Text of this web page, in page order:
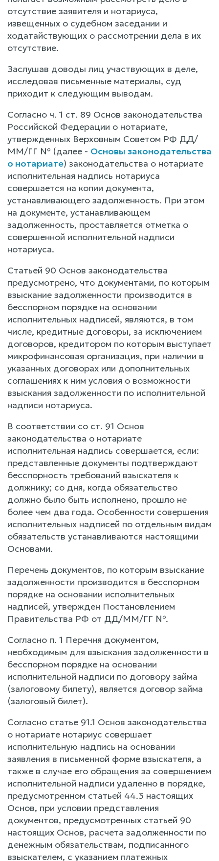
отсутствие заявителя и нотариуса,
извещенных о судебном заседании и
ходатайствующих о рассмотрении дела в их
отсутствие.
Заслушав доводы лиц участвующих в деле,
исследовав письменные материалы, суд
приходит к следующим выводам.
Согласно ч. 1 ст. 89 Основ законодательства
Российской Федерации о нотариате,
утвержденных Верховным Советом РФ ДД/
ММ/ГГ № (далее - Основы законодательства
о нотариате) законодательства о нотариате
исполнительная надпись нотариуса
совершается на копии документа,
устанавливающего задолженность. При этом
на документе, устанавливающем
задолженность, проставляется отметка о
совершенной исполнительной надписи
нотариуса.
Статьей 90 Основ законодательства
предусмотрено, что документами, по которым
взыскание задолженности производится в
бесспорном порядке на основании
исполнительных надписей, являются, в том
числе, кредитные договоры, за исключением
договоров, кредитором по которым выступает
микрофинансовая организация, при наличии в
указанных договорах или дополнительных
соглашениях к ним условия о возможности
взыскания задолженности по исполнительной
надписи нотариуса.
В соответствии со ст. 91 Основ
законодательства о нотариате
исполнительная надпись совершается, если:
представленные документы подтверждают
бесспорность требований взыскателя к
должнику; со дня, когда обязательство
должно было быть исполнено, прошло не
более чем два года. Особенности совершения
исполнительных надписей по отдельным видам
обязательств устанавливаются настоящими
Основами.
Перечень документов, по которым взыскание
задолженности производится в бесспорном
порядке на основании исполнительных
надписей, утвержден Постановлением
Правительства РФ от ДД/ММ/ГГ №.
Согласно п. 1 Перечня документом,
необходимым для взыскания задолженности в
бесспорном порядке на основании
исполнительной надписи по договору займа
(залоговому билету), является договор займа
(залоговый билет).
Согласно статье 91.1 Основ законодательства
о нотариате нотариус совершает
исполнительную надпись на основании
заявления в письменной форме взыскателя, а
также в случае его обращения за совершением
исполнительной надписи удаленно в порядке,
предусмотренном статьей 44.3 настоящих
Основ, при условии представления
документов, предусмотренных статьей 90
настоящих Основ, расчета задолженности по
денежным обязательствам, подписанного
взыскателем, с указанием платежных